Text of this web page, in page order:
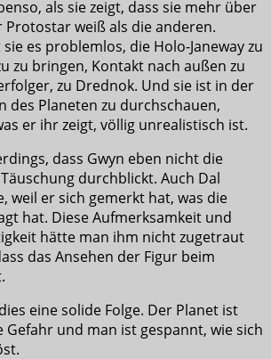
als sie zeigt, dass sie mehr über
Protostar weiß als die anderen.
es problemlos, die Holo-Janeway zu
zu bringen, Kontakt nach außen zu
zu Drednok. Und sie ist in der
des Planeten zu durchschauen,
er ihr zeigt, völlig unrealistisch ist.
dass Gwyn eben nicht die
durchblickt. Auch Dal
weil er sich gemerkt hat, was die
hat. Diese Aufmerksamkeit und
hätte man ihm nicht zugetraut
das Ansehen der Figur beim
eine solide Folge. Der Planet ist
Gefahr und man ist gespannt, wie sich